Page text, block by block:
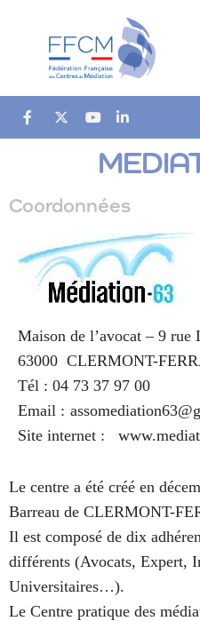
Coordonnées
Maison de l’avocat – 9 rue
63000 CLERMONT-
Tél : 04 73 37 97 00
Email :
Site internet :
Le centre a été créé en
Barreau de CLERMONT-
Il est composé de dix
différents (Avocats, Expert,
Universitaires…).
Le Centre pratique des